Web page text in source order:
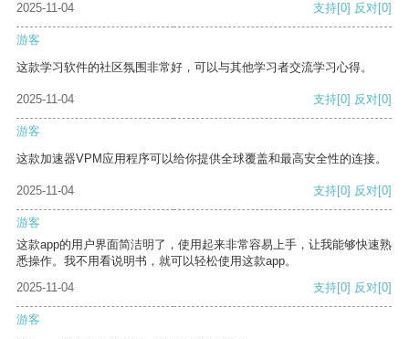
2025-11-04 支持[0] 反对[0]
游客
这款学习软件的社区氛围非常好，可以与其他学习者交流学习心得。
2025-11-04 支持[0] 反对[0]
游客
这款加速器VPM应用程序可以给你提供全球覆盖和最高安全性的连接。
2025-11-04 支持[0] 反对[0]
游客
这款app的用户界面简洁明了，使用起来非常容易上手，让我能够快速熟
悉操作。我不用看说明书，就可以轻松使用这款app。
2025-11-04
支持[0] 反对[0]
游客